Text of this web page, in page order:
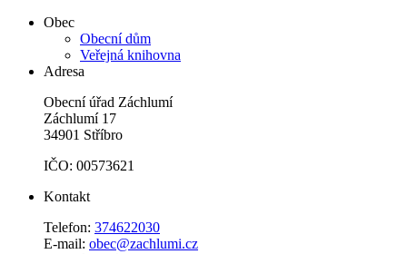
Obec
Obecní dům
Veřejná knihovna
Adresa
Obecní úřad Záchlumí
Záchlumí 17
34901 Stříbro
IČO: 00573621
Kontakt
Telefon: 374622030
E-mail: obec@zachlumi.cz